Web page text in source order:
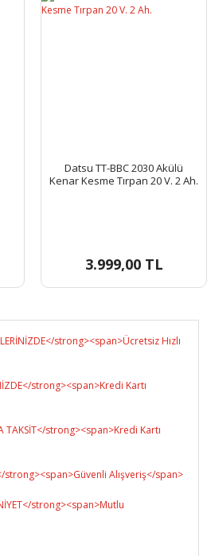
Datsu TT-BBC 2030 Akülü
Kenar Kesme Tırpan 20 V. 2 Ah.
3.999,00 TL